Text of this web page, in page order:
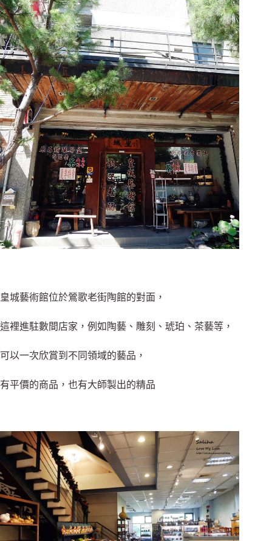
皇城藝術館位於鶯歌老街陶館的對面，
這裡進駐數間店家，例如陶藝、雕刻、琥珀、茶藝等，
可以一次欣賞到不同領域的藝品，
有平價的商品，也有大師製出的精品